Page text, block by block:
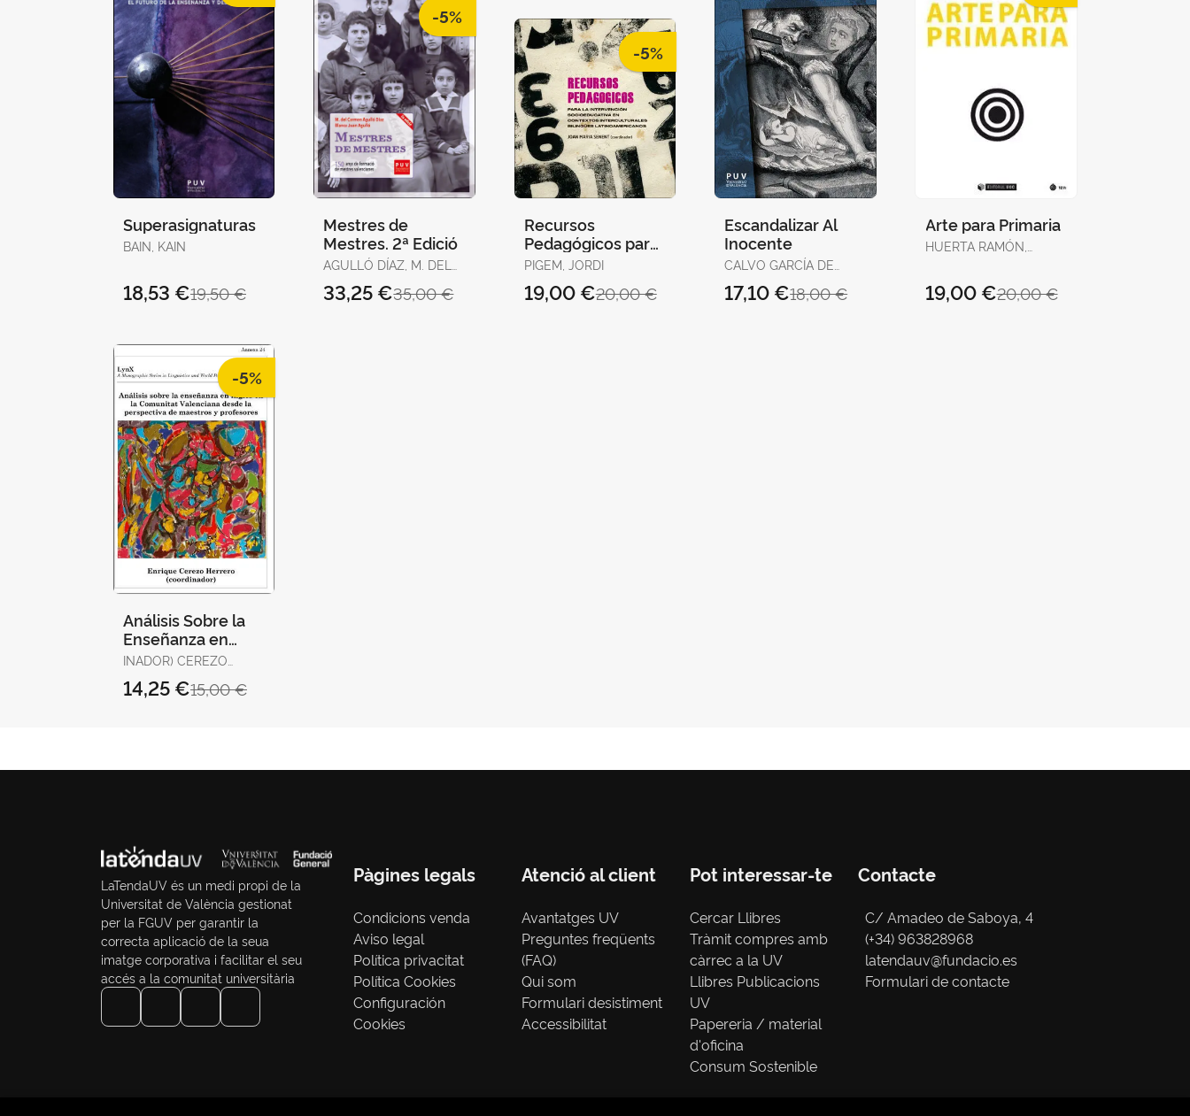
Superasignaturas
BAIN, KAIN
19,50 €
18,53 €
-5%
Mestres de
Mestres. 2ª Edició
AGULLÓ DÍAZ, M. DEL
AGULLÓ, BLANCA
35,00 €
33,25 €
-5%
Recursos
Pedagógicos para
la Intervención
Contextos
PIGEM, JORDI
20,00 €
19,00 €
Escandalizar Al
Inocente
CALVO GARCÍA DE
JOSÉ / ALCANTUD
18,00 €
17,10 €
Arte para Primaria
HUERTA RAMÓN,
20,00 €
19,00 €
-5%
Análisis Sobre la
Enseñanza en
Inglés en la
Valenciana Desde
INADOR) CEREZO
(COORD
15,00 €
14,25 €
LaTendaUV és un medi propi de la
Universitat de València gestionat
per la FGUV per garantir la
correcta aplicació de la seua
imatge corporativa i facilitar el seu
accés a la comunitat universitària
Pàgines legals
Condicions venda
Aviso legal
Política privacitat
Política Cookies
Configuración
Cookies
Atenció al client
Avantatges UV
Preguntes freqüents
(FAQ)
Qui som
Formulari desistiment
Accessibilitat
Pot interessar-te
Cercar Llibres
Tràmit compres amb
càrrec a la UV
Llibres Publicacions
UV
Papereria / material
d'oficina
Consum Sostenible
Contacte
C/ Amadeo de Saboya, 4
(+34) 963828968
latendauv@fundacio.es
Formulari de contacte